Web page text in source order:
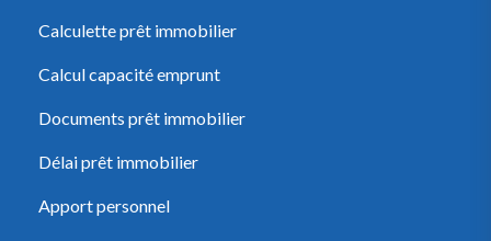
Calculette prêt immobilier
Calcul capacité emprunt
Documents prêt immobilier
Délai prêt immobilier
Apport personnel